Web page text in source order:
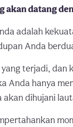
akan datang
adalah
Anda
terjadi, dan
Anda hanya
dihujani